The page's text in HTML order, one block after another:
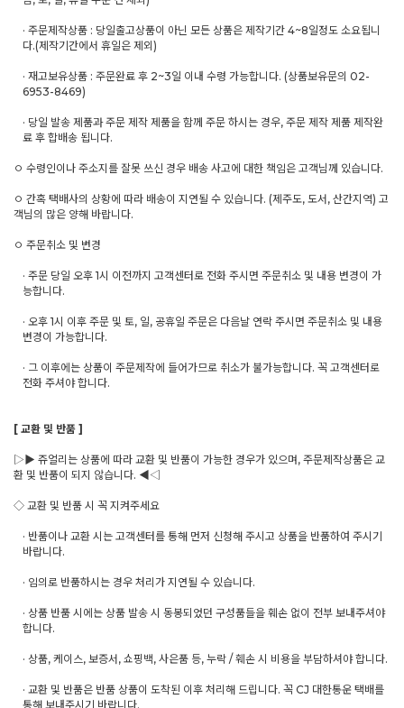
· 주문제작상품 : 당일출고상품이 아닌 모든 상품은 제작기간 4~8일정도 소요됩니
다.(제작기간에서 휴일은 제외)
· 재고보유상품 : 주문완료 후 2~3일 이내 수령 가능합니다. (상품보유문의 02-
6953-8469)
· 당일 발송 제품과 주문 제작 제품을 함께 주문 하시는 경우, 주문 제작 제품 제작완
료 후 합배송 됩니다.
ㅇ 수령인이나 주소지를 잘못 쓰신 경우 배송 사고에 대한 책임은 고객님께 있습니다.
ㅇ 간혹 택배사의 상황에 따라 배송이 지연될 수 있습니다. (제주도, 도서, 산간지역) 고
객님의 많은 양해 바랍니다.
ㅇ 주문취소 및 변경
· 주문 당일 오후 1시 이전까지 고객센터로 전화 주시면 주문취소 및 내용 변경이 가
능합니다.
· 오후 1시 이후 주문 및 토, 일, 공휴일 주문은 다음날 연락 주시면 주문취소 및 내용
변경이 가능합니다.
· 그 이후에는 상품이 주문제작에 들어가므로 취소가 불가능합니다. 꼭 고객센터로
전화 주셔야 합니다.
[ 교환 및 반품 ]
▷▶ 쥬얼리는 상품에 따라 교환 및 반품이 가능한 경우가 있으며, 주문제작상품은 교
환 및 반품이 되지 않습니다. ◀◁
◇ 교환 및 반품 시 꼭 지켜주세요
· 반품이나 교환 시는 고객센터를 통해 먼저 신청해 주시고 상품을 반품하여 주시기
바랍니다.
· 임의로 반품하시는 경우 처리가 지연될 수 있습니다.
· 상품 반품 시에는 상품 발송 시 동봉되었던 구성품들을 훼손 없이 전부 보내주셔야
합니다.
· 상품, 케이스, 보증서, 쇼핑백, 사은품 등, 누락 / 훼손 시 비용을 부담하셔야 합니다.
· 교환 및 반품은 반품 상품이 도착된 이후 처리해 드립니다. 꼭 CJ 대한통운 택배를
통해 보내주시기 바랍니다.